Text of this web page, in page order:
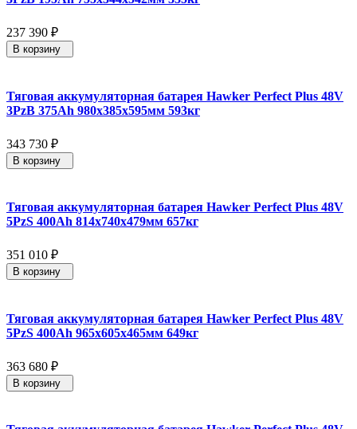
237 390 ₽
В корзину
Тяговая аккумуляторная батарея Hawker Perfect Plus 48V
3PzB 375Ah 980x385x595мм 593кг
343 730 ₽
В корзину
Тяговая аккумуляторная батарея Hawker Perfect Plus 48V
5PzS 400Ah 814x740x479мм 657кг
351 010 ₽
В корзину
Тяговая аккумуляторная батарея Hawker Perfect Plus 48V
5PzS 400Ah 965x605x465мм 649кг
363 680 ₽
В корзину